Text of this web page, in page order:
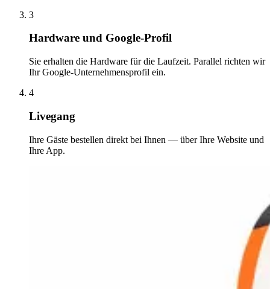
3
Hardware und Google-Profil
Sie erhalten die Hardware für die Laufzeit. Parallel richten wir
Ihr Google-Unternehmensprofil ein.
4
Livegang
Ihre Gäste bestellen direkt bei Ihnen — über Ihre Website und
Ihre App.